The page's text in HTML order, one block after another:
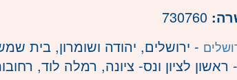
- ירושלים, יהודה ושומרון, בית
- ראשון לציון ונס- ציונה, רמלה לוד,